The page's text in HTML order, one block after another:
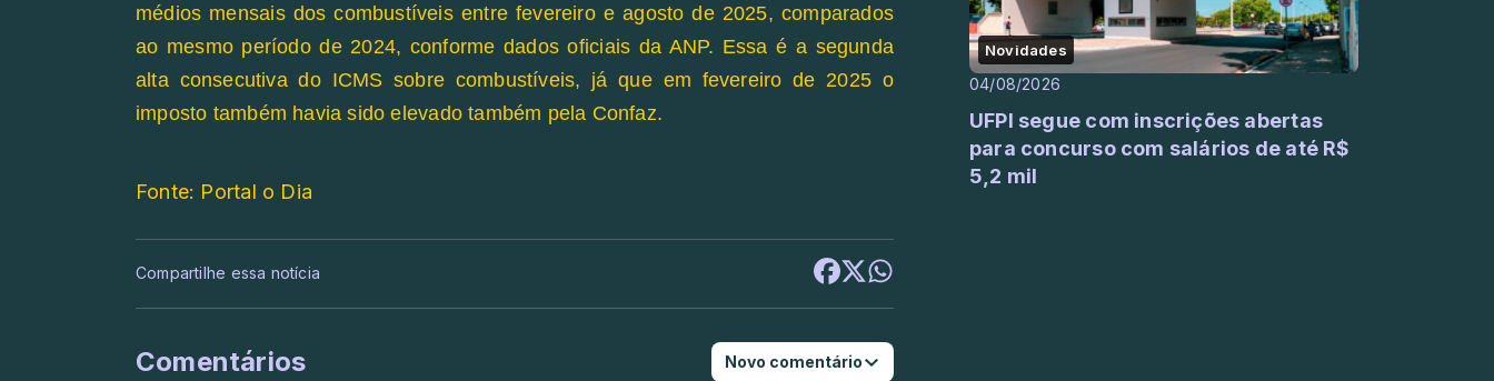
médios mensais dos combustíveis entre fevereiro e agosto de 2025, comparados
ao mesmo período de 2024, conforme dados oficiais da ANP. Essa é a segunda
alta consecutiva do ICMS sobre combustíveis, já que em fevereiro de 2025 o
imposto também havia sido elevado também pela Confaz.
Fonte: Portal o Dia
Compartilhe essa notícia
Comentários Novo comentário
Novidades
04/08/2026
UFPI segue com inscrições abertas
para concurso com salários de até R$
5,2 mil